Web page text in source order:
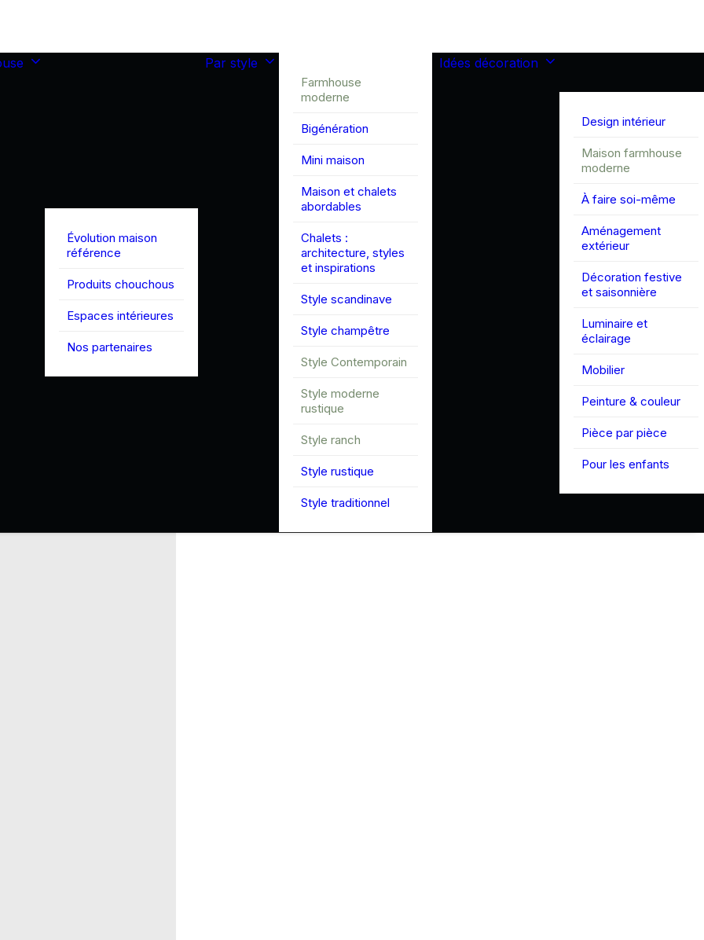
Évolution maison
référence
Produits chouchous
Espaces intérieures
Nos partenaires
Par style
Farmhouse
moderne
Bigénération
Mini maison
Maison et chalets
abordables
Chalets :
architecture, styles
et inspirations
Style scandinave
Style champêtre
Style Contemporain
Style moderne
rustique
Style ranch
Style rustique
Style traditionnel
Idées décoration
Design intérieur
Maison farmhouse
moderne
À faire soi-même
Aménagement
extérieur
Décoration festive
et saisonnière
Luminaire et
éclairage
Mobilier
Peinture & couleur
Pièce par pièce
Pour les enfants